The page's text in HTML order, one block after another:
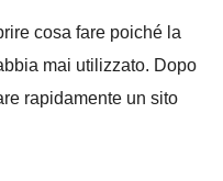
cosa fare poiché la
mai utilizzato. Dopo
rapidamente un sito